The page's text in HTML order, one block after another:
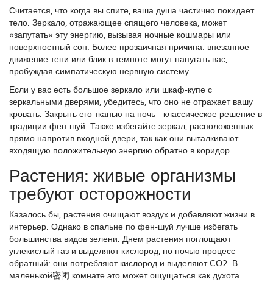
Считается, что когда вы спите, ваша душа частично покидает
тело. Зеркало, отражающее спящего человека, может
«запутать» эту энергию, вызывая ночные кошмары или
поверхностный сон. Более прозаичная причина: внезапное
движение тени или блик в темноте могут напугать вас,
пробуждая симпатическую нервную систему.
Если у вас есть большое зеркало или шкаф-купе с
зеркальными дверями, убедитесь, что оно не отражает вашу
кровать. Закрыть его тканью на ночь - классическое решение в
традиции фен-шуй. Также избегайте зеркал, расположенных
прямо напротив входной двери, так как они выталкивают
входящую положительную энергию обратно в коридор.
Растения: живые организмы
требуют осторожности
Казалось бы, растения очищают воздух и добавляют жизни в
интерьер. Однако в спальне по фен-шуй лучше избегать
большинства видов зелени. Днем растения поглощают
углекислый газ и выделяют кислород, но ночью процесс
обратный: они потребляют кислород и выделяют CO2. В
маленькой密闭 комнате это может ощущаться как духота.